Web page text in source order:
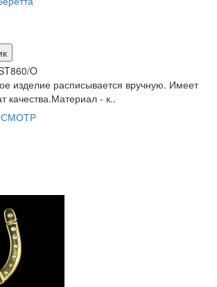
O
изделие расписывается вручную. Имеет
качества.Материал - к..